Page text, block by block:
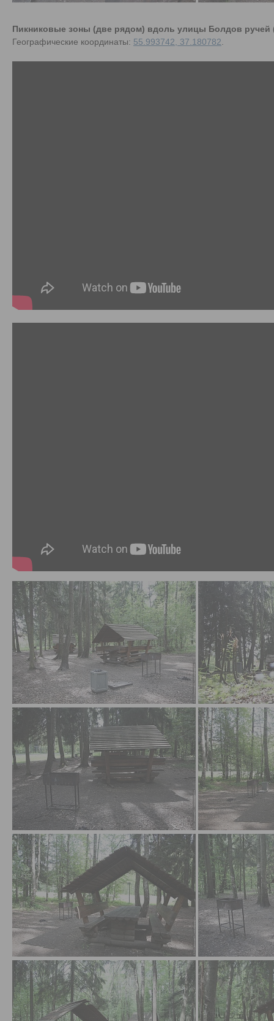
Пикниковые зоны (две рядом) вдоль улицы Болдов ручей
Географические координаты: 55.993742, 37.180782